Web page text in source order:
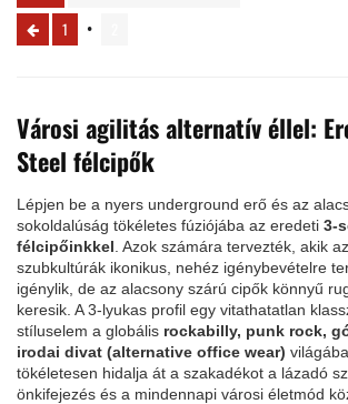
1
Városi agilitás alternatív éllel:
Steel félcipők
Lépjen be a nyers underground erő és az
sokoldalúság tökéletes fúziójába az eredeti 3-
félcipőinkkel . Azok számára tervezték, akik
szubkultúrák ikonikus, nehéz igénybevételre
igénylik, de az alacsony szárú cipők könnyű
keresik. A 3-lyukas profil egy vitathatatlan
stíluselem a globális rockabilly, punk rock,
irodai divat (alternative office wear)
tökéletesen hidalja át a szakadékot a lázadó
önkifejezés és a mindennapi városi életmód